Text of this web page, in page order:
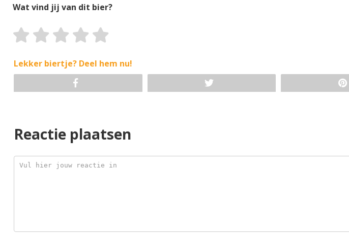
Wat vind jij van dit bier?
Lekker biertje? Deel hem nu!
Reactie plaatsen